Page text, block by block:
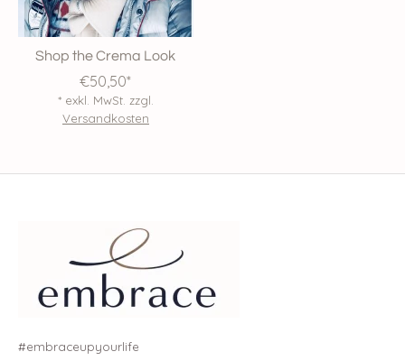
Shop the Crema Look
€50,50*
* exkl. MwSt. zzgl.
Versandkosten
#embraceupyourlife